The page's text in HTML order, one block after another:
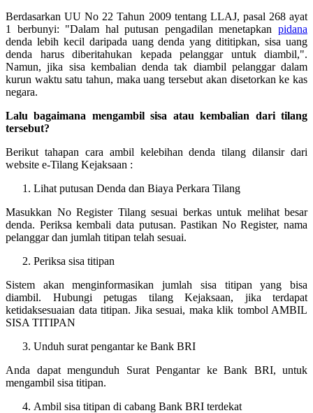
Berdasarkan UU No 22 Tahun 2009 tentang LLAJ, pasal 268 ayat
1 berbunyi: "Dalam hal putusan pengadilan menetapkan pidana
denda lebih kecil daripada uang denda yang dititipkan, sisa uang
denda harus diberitahukan kepada pelanggar untuk diambil,".
Namun, jika sisa kembalian denda tak diambil pelanggar dalam
kurun waktu satu tahun, maka uang tersebut akan disetorkan ke kas
negara.
Lalu bagaimana mengambil sisa atau kembalian dari tilang
tersebut?
Berikut tahapan cara ambil kelebihan denda tilang dilansir dari
website e-Tilang Kejaksaan :
Lihat putusan Denda dan Biaya Perkara Tilang
Masukkan No Register Tilang sesuai berkas untuk melihat besar
denda. Periksa kembali data putusan. Pastikan No Register, nama
pelanggar dan jumlah titipan telah sesuai.
Periksa sisa titipan
Sistem akan menginformasikan jumlah sisa titipan yang bisa
diambil. Hubungi petugas tilang Kejaksaan, jika terdapat
ketidaksesuaian data titipan. Jika sesuai, maka klik tombol AMBIL
SISA TITIPAN
Unduh surat pengantar ke Bank BRI
Anda dapat mengunduh Surat Pengantar ke Bank BRI, untuk
mengambil sisa titipan.
Ambil sisa titipan di cabang Bank BRI terdekat